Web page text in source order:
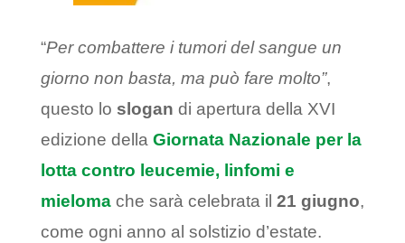
“Per combattere i tumori del sangue un
giorno non basta, ma può fare molto”,
questo lo slogan di apertura della XVI
edizione della Giornata Nazionale per la
lotta contro leucemie, linfomi e
mielomache sarà celebrata il 21 giugno,
come ogni anno al solstizio d’estate.